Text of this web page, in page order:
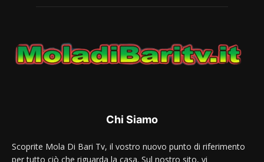
Chi Siamo
Scoprite Mola Di Bari Tv, il vostro nuovo punto di riferimento
per tutto ciò che riguarda la casa. Sul nostro sito, vi